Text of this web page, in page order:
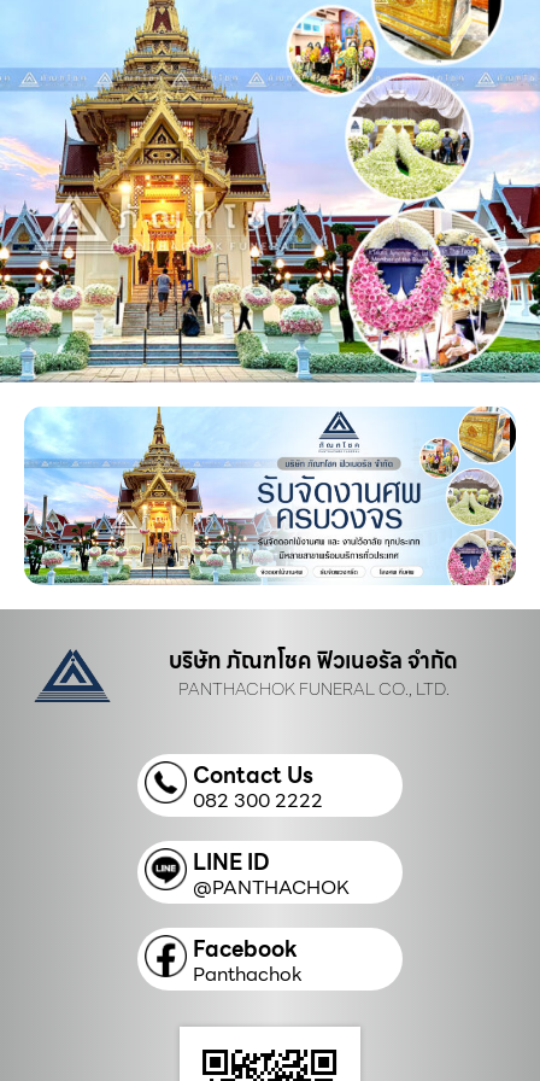
บริษัท ภัณฑโชค ฟิวเนอรัล จำกัด
PANTHACHOK FUNERAL CO., LTD.
Contact Us
082 300 2222
LINE ID
@PANTHACHOK
Facebook
Panthachok